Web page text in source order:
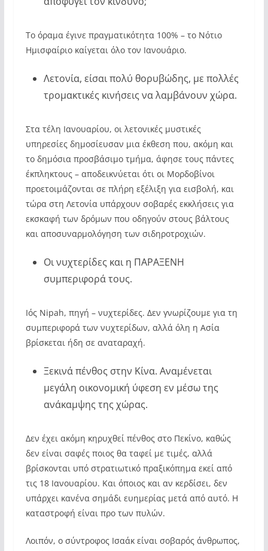
Το όραμα έγινε πραγματικότητα 100% – το Νότιο
Ημισφαίριο καίγεται όλο τον Ιανουάριο.
Λετονία, είσαι πολύ θορυβώδης, με πολλές
τρομακτικές κινήσεις να λαμβάνουν χώρα.
Στα τέλη Ιανουαρίου, οι λετονικές μυστικές
υπηρεσίες δημοσίευσαν μια έκθεση που, ακόμη και
το δημόσια προσβάσιμο τμήμα, άφησε τους πάντες
έκπληκτους – αποδεικνύεται ότι οι Μορδοβίνοι
προετοιμάζονται σε πλήρη εξέλιξη για εισβολή, και
τώρα στη Λετονία υπάρχουν σοβαρές εκκλήσεις για
εκσκαφή των δρόμων που οδηγούν στους βάλτους
και αποσυναρμολόγηση των σιδηροτροχιών.
Οι νυχτερίδες και η ΠΑΡΑΞΕΝΗ
συμπεριφορά τους.
Ιός Nipah, πηγή – νυχτερίδες. Δεν γνωρίζουμε για τη
συμπεριφορά των νυχτερίδων, αλλά όλη η Ασία
βρίσκεται ήδη σε αναταραχή.
Ξεκινά πένθος στην Κίνα. Αναμένεται
μεγάλη οικονομική ύφεση εν μέσω της
ανάκαμψης της χώρας.
Δεν έχει ακόμη κηρυχθεί πένθος στο Πεκίνο, καθώς
δεν είναι σαφές ποιος θα ταφεί με τιμές, αλλά
βρίσκονται υπό στρατιωτικό πραξικόπημα εκεί από
τις 18 Ιανουαρίου. Και όποιος και αν κερδίσει, δεν
υπάρχει κανένα σημάδι ευημερίας μετά από αυτό. Η
καταστροφή είναι προ των πυλών.
Λοιπόν, ο σύντροφος Ισαάκ είναι σοβαρός άνθρωπος,